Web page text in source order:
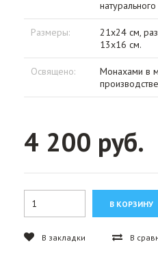
Размеры:
21х24 см,
13х16 см.
Освящено:
Монахами в
4 200 руб.
В закладки В